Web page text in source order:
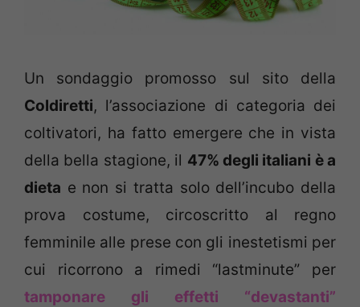
Un sondaggio promosso sul sito della
Coldiretti, l’associazione di categoria dei
coltivatori, ha fatto emergere che in vista
della bella stagione, il 47% degli italiani è a
dieta e non si tratta solo dell’incubo della
prova costume, circoscritto al regno
femminile alle prese con gli inestetismi per
cui ricorrono a rimedi “lastminute” per
tamponare gli effetti “devastanti”